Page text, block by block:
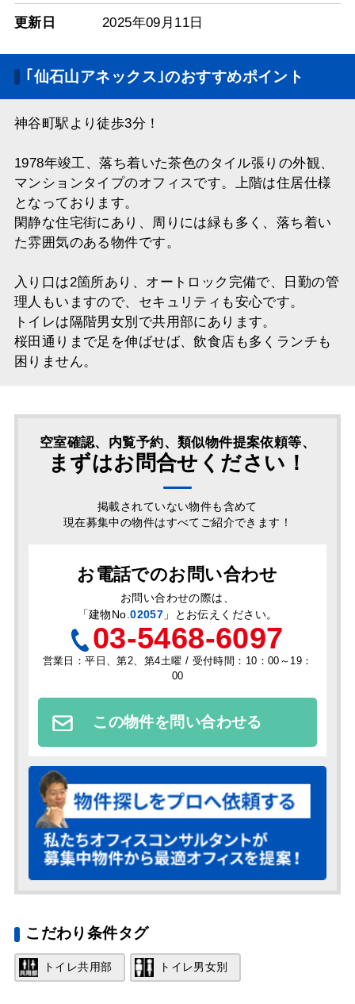
更新日 2025年09月11日
｢仙石山アネックス｣のおすすめポイント
神谷町駅より徒歩3分！
1978年竣工、落ち着いた茶色のタイル張りの外観、
マンションタイプのオフィスです。上階は住居仕様
となっております。
閑静な住宅街にあり、周りには緑も多く、落ち着い
た雰囲気のある物件です。
入り口は2箇所あり、オートロック完備で、日勤の管
理人もいますので、セキュリティも安心です。
トイレは隔階男女別で共用部にあります。
桜田通りまで足を伸ばせば、飲食店も多くランチも
困りません。
空室確認、内覧予約、類似物件提案依頼等、
まずはお問合せください！
掲載されていない物件も含めて
現在募集中の物件はすべてご紹介できます！
お電話でのお問い合わせ
お問い合わせの際は、
「建物No.02057 」とお伝えください。
03-5468-6097
営業日：平日、第2、第4土曜 / 受付時間：10：00～19：
00
この物件を問い合わせる
こだわり条件タグ
トイレ共用部 トイレ男女別